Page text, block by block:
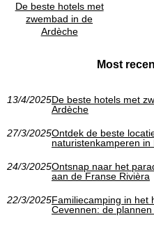
De beste hotels met
zwembad in de
Ardèche
Most
13/4/2025De beste hotels met
Ardèche
27/3/2025Ontdek de beste
naturistenkamperen in
24/3/2025Ontsnap naar het
aan de Franse Rivièra
22/3/2025Familiecamping in het
Cevennen: de